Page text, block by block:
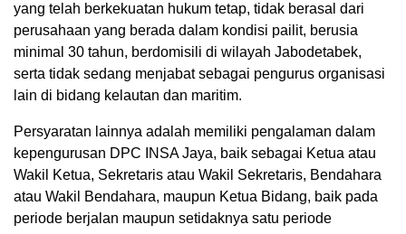
yang telah berkekuatan hukum tetap, tidak berasal dari
perusahaan yang berada dalam kondisi pailit, berusia
minimal 30 tahun, berdomisili di wilayah Jabodetabek,
serta tidak sedang menjabat sebagai pengurus organisasi
lain di bidang kelautan dan maritim.
Persyaratan lainnya adalah memiliki pengalaman dalam
kepengurusan DPC INSA Jaya, baik sebagai Ketua atau
Wakil Ketua, Sekretaris atau Wakil Sekretaris, Bendahara
atau Wakil Bendahara, maupun Ketua Bidang, baik pada
periode berjalan maupun setidaknya satu periode